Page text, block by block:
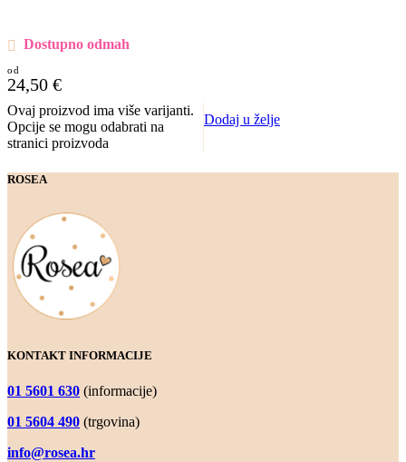
Dostupno odmah
24,50 €
Ovaj proizvod ima više varijanti.
Opcije se mogu odabrati na
stranici proizvoda
Dodaj u želje
ROSEA
KONTAKT INFORMACIJE
01 5601 630 (informacije)
01 5604 490 (trgovina)
info@rosea.hr